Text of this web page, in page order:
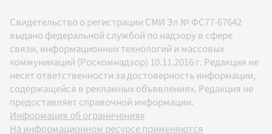
Свидетельство о регистрации СМИ Эл № ФС77-67642
выдано федеральной службой по надзору в сфере
связи, информационных технологий и массовых
коммуникаций (Роскомнадзор) 10.11.2016 г. Редакция не
несет ответственности за достоверность информации,
содержащейся в рекламных объявлениях. Редакция не
предоставляет справочной информации.
Информация об ограничениях
На информационном ресурсе применяются